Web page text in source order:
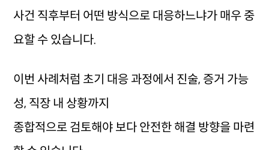
사건 직후부터 어떤 방식으로 대응하느냐가 매우 중
요할 수 있습니다.
이번 사례처럼 초기 대응 과정에서 진술, 증거 가능
성, 직장 내 상황까지
종합적으로 검토해야 보다 안전한 해결 방향을 마련